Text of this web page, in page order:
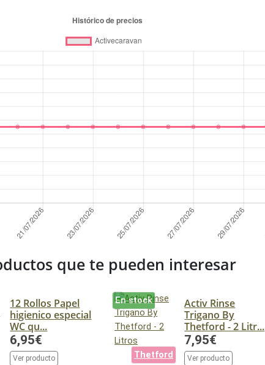
que te pueden interesar
12 Rollos Papel
higienico especial
WC qu...
6,95€
Ver producto
En stock
Thetford
Activ Rinse
Trigano By
Thetford - 2 Litr...
7,95€
Ver producto